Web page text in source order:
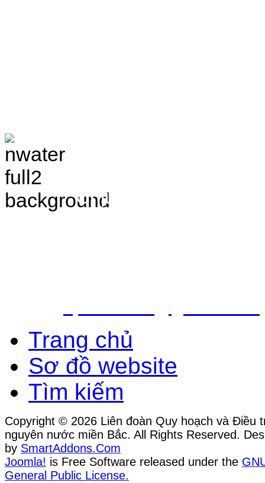
Chịu trách nhiệm nội
Trang chủ
Sơ đồ website
Tìm kiếm
Copyright © 2026 Liên đoàn Quy hoạch và Điều
nguyên nước miền Bắc. All Rights Reserved.
by SmartAddons.Com
Joomla! is Free Software released under the
General Public License.